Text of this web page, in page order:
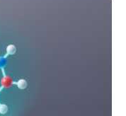
wenn
Das zeigt neue
Professor of
Berlin, und
School of
zu dem Schluss,